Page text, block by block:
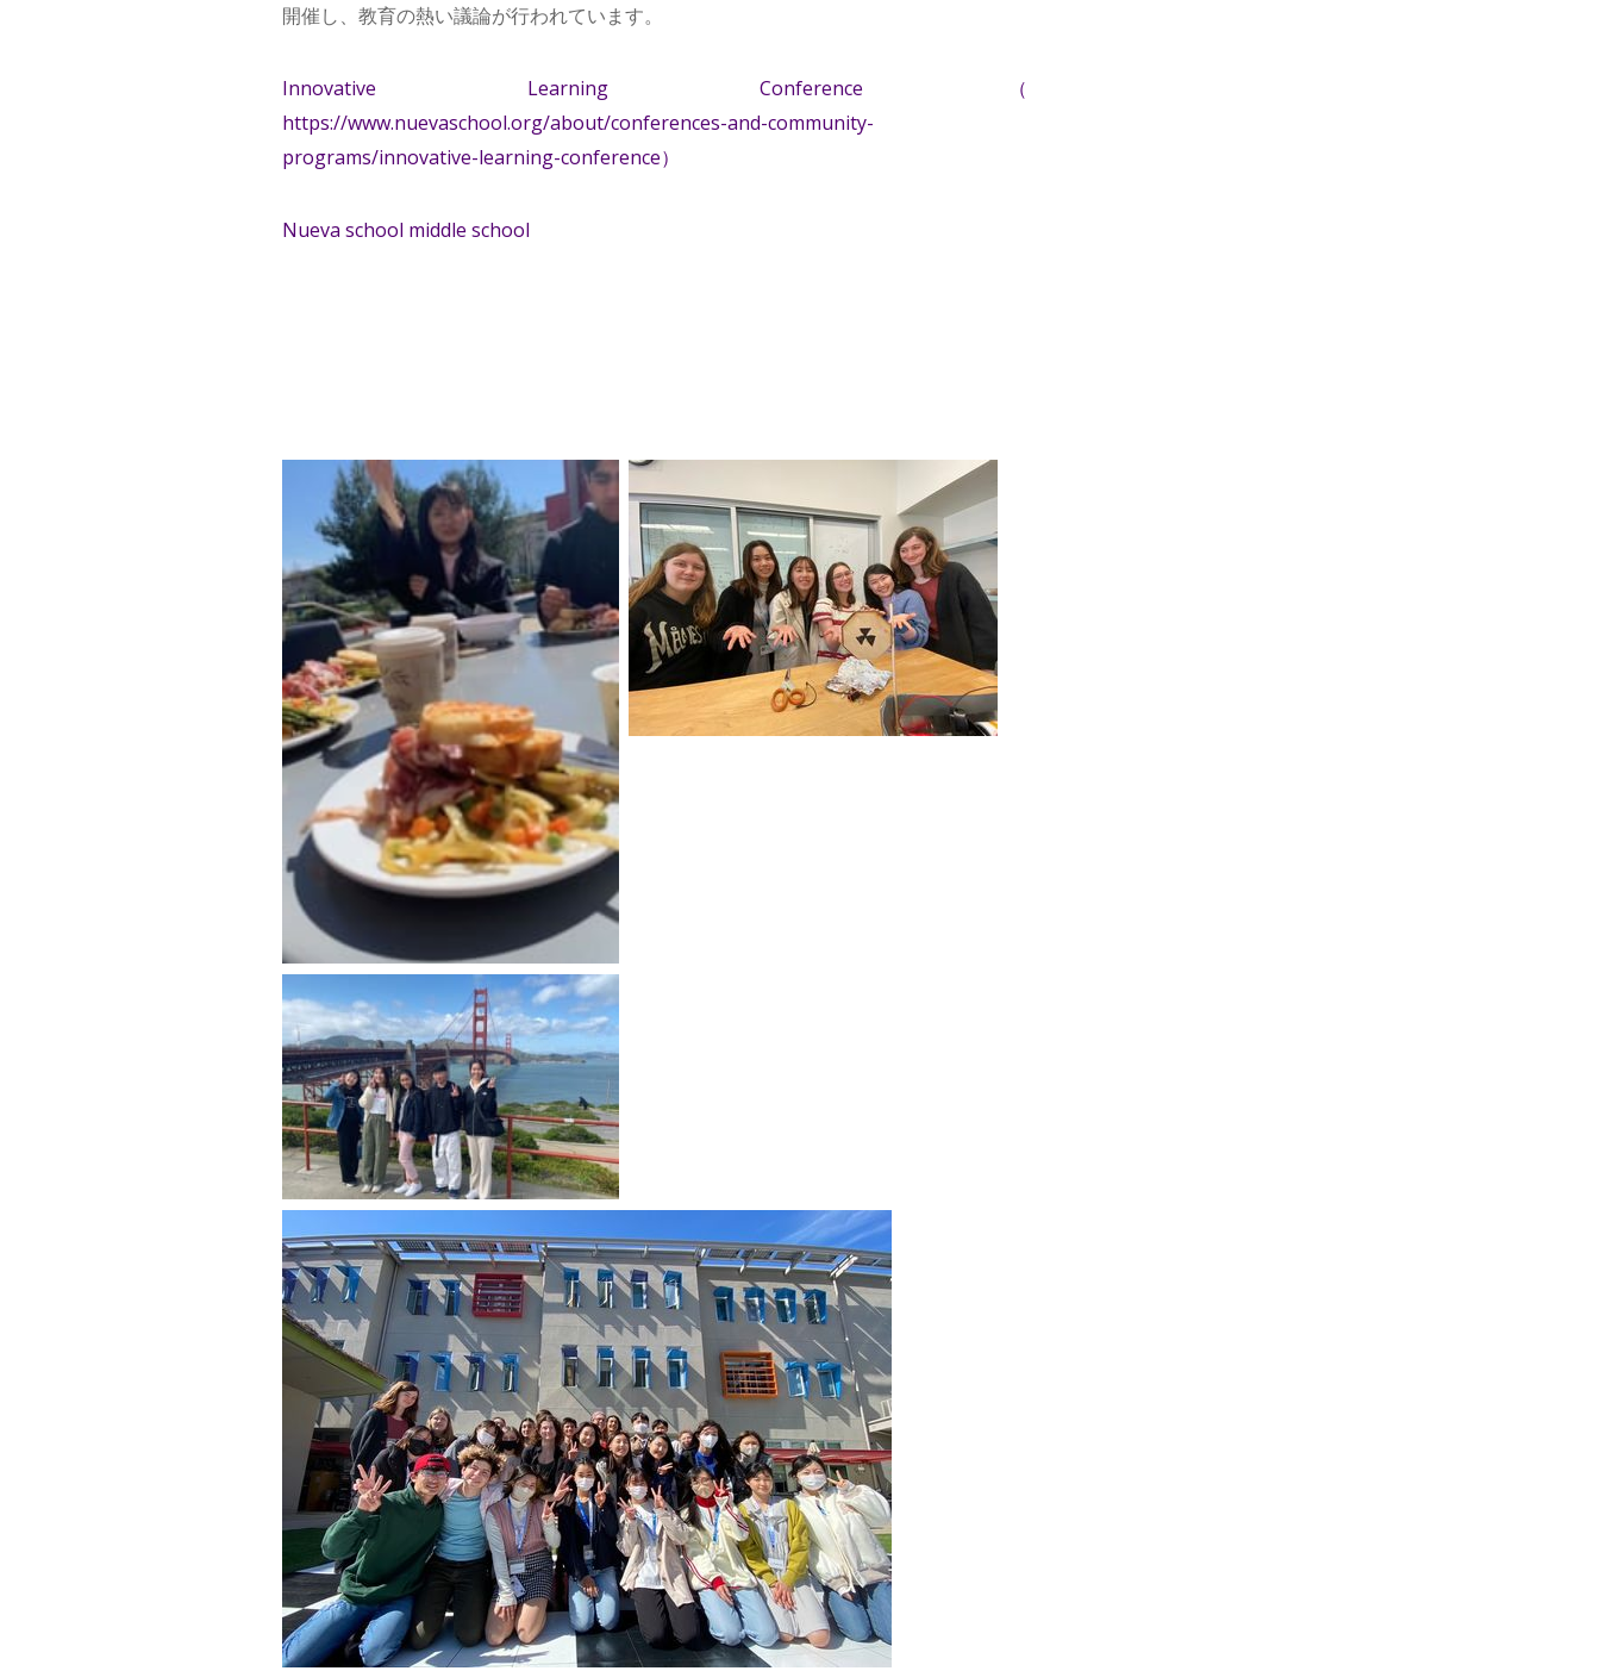
開催し、教育の熱い議論が行われています。
Innovative Learning Conference（
https://www.nuevaschool.org/about/conferences-and-community-
programs/innovative-learning-conference）
Nueva school middle school